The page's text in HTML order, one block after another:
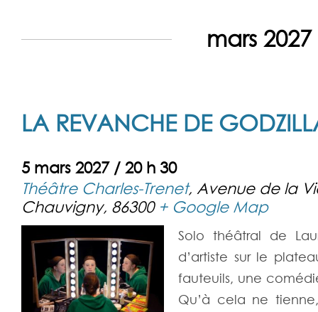
mars 2027
LA REVANCHE DE
5 mars 2027 / 20 h 30
Théâtre Charles-Trenet, Avenue de la
Chauvigny, 86300 + Google Map
Solo théâtral de
d’artiste sur le
fauteuils, une
Qu’à cela ne